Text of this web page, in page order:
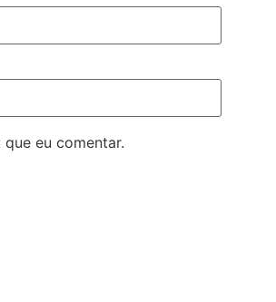
eu comentar.